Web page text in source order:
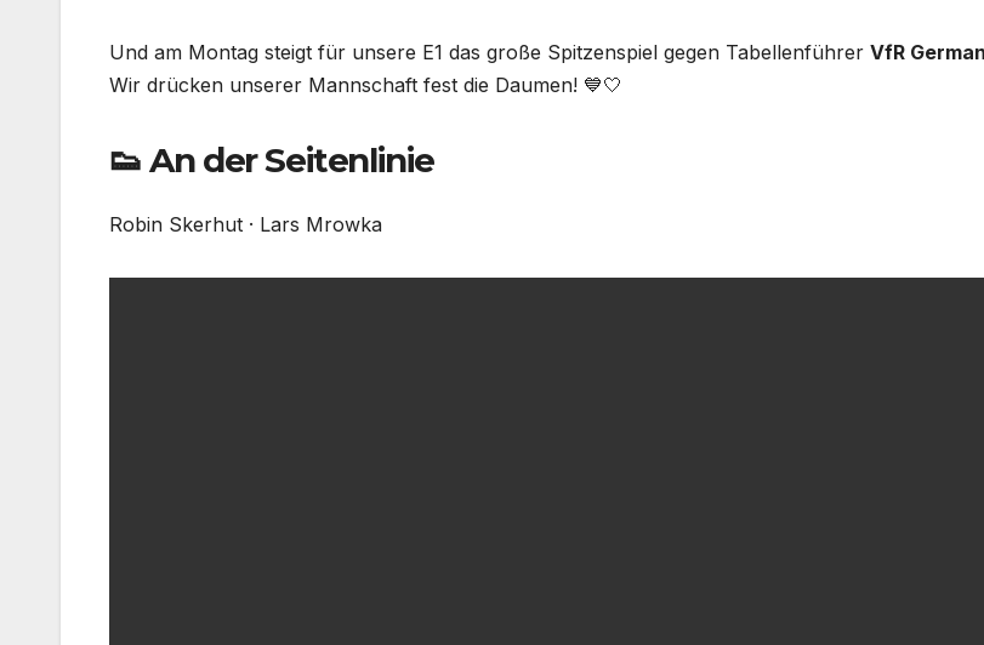
Und am Montag steigt für unsere E1 das große Spitzenspiel gegen Tabellenführer VfR
Wir drücken unserer Mannschaft fest die Daumen! 💙🤍
👟 An der Seitenlinie
Robin Skerhut · Lars Mrowka